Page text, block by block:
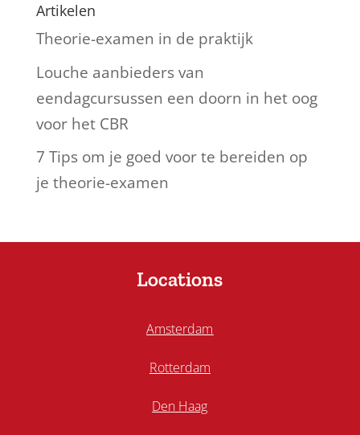
Artikelen
Theorie-examen in de praktijk
Louche aanbieders van
eendagcursussen een doorn in het oog
voor het CBR
7 Tips om je goed voor te bereiden op
je theorie-examen
Locations
Amsterdam
Rotterdam
Den Haag